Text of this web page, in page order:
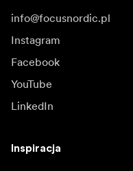
info@focusnordic.pl
Instagram
Facebook
YouTube
LinkedIn
Inspiracja